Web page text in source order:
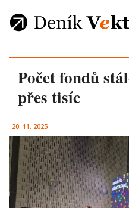
Počet fondů
přes tisíc
20. 11. 2025